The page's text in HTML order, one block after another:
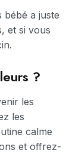
bébé a juste
et si vous
?
les
les
calme
et offrez-